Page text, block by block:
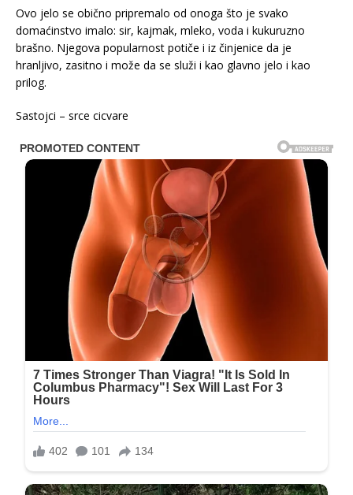
Ovo jelo se obično pripremalo od onoga što je svako
domaćinstvo imalo: sir, kajmak, mleko, voda i kukuruzno
brašno. Njegova popularnost potiče i iz činjenice da je
hranljivo, zasitno i može da se služi i kao glavno jelo i kao
prilog.
Sastojci – srce cicvare